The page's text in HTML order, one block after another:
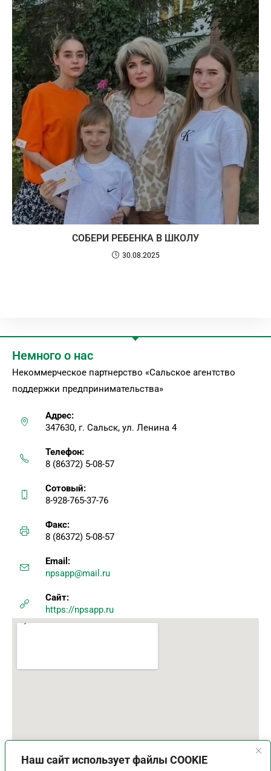
Наш сайт использует файлы COOKIE
СОБЕРИ РЕБЕНКА В ШКОЛУ
30.08.2025
Немного о нас
Некоммерческое партнерство «Сальское агентство
поддержки предпринимательства»
Адрес:
347630, г. Сальск, ул. Ленина 4
Телефон:
8 (86372) 5-08-57
Сотовый:
8-928-765-37-76
Факс:
8 (86372) 5-08-57
Email:
npsapp@mail.ru
Сайт:
https://npsapp.ru